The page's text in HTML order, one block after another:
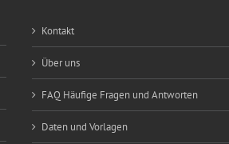
Kontakt
Über uns
FAQ Häufige Fragen und Antworten
Daten und Vorlagen